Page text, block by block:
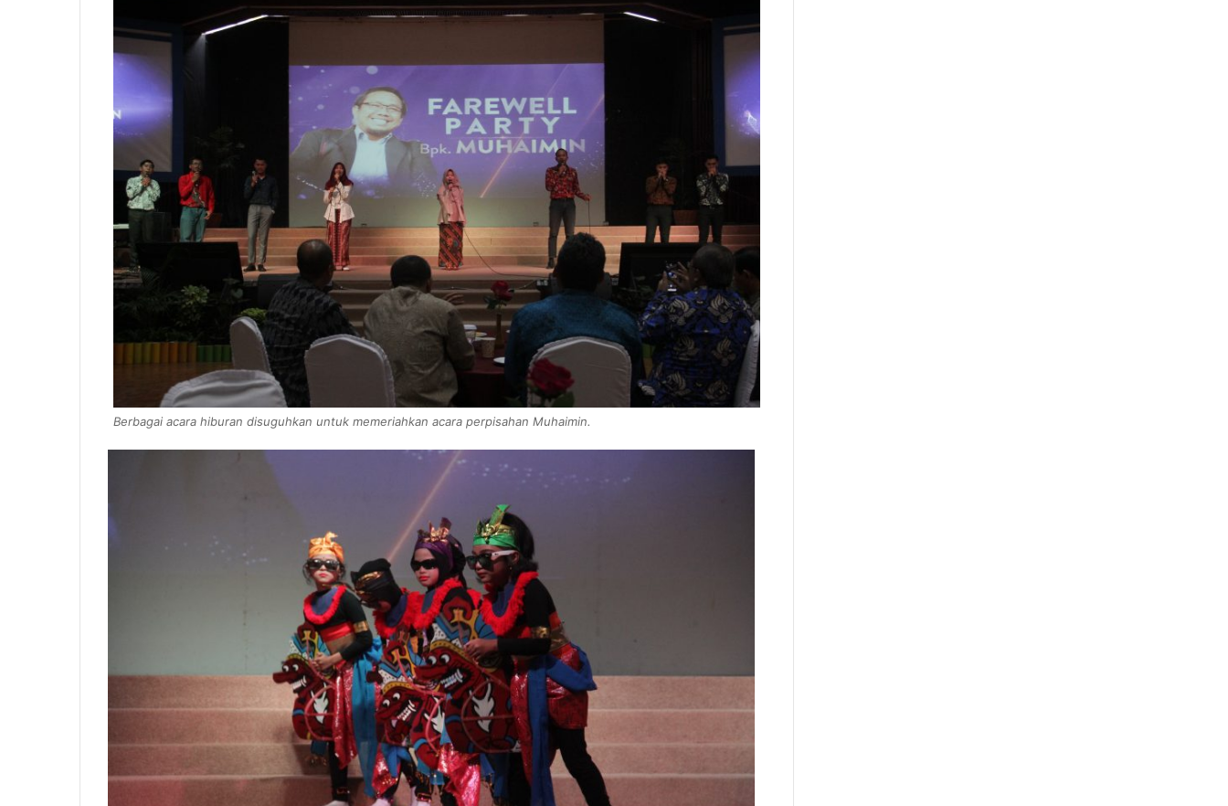
Berbagai acara hiburan disuguhkan untuk memeriahkan acara perpisahan Muhaimin.